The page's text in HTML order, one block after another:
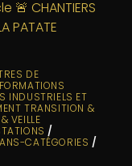
DE
FORMATIONS
INDUSTRIELS ET
TRANSITION &
VEILLE
/
CATÉGORIES /